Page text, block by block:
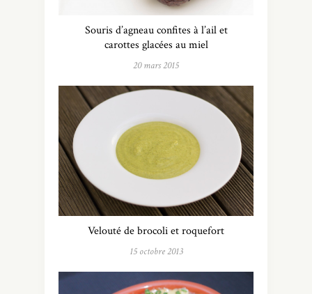
Souris d’agneau confites à l’ail et
carottes glacées au miel
20 mars 2015
Velouté de brocoli et roquefort
15 octobre 2013